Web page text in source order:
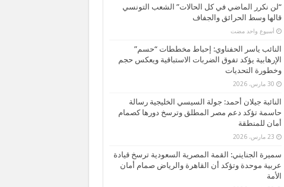
“لن نكرر الماضي في كل الحالات” الشعب التونسي
قالها وسط الحرائق والجفاف
‏أسبوع واحد مضت
النائب ياسر الحفناوي: إحباط مخططات “حسم”
الإرهابية يؤكد تفوق الضربات الاستباقية ويعكس حجم
وخطورة التحديات
30 مارس، 2026
النائبة جيلان أحمد: جولة السيسي الخليجية رسالة
حاسمة تؤكد دعم مصر المطلق وترسخ دورها كصمام
أمان للمنطقة
23 مارس، 2026
سميرة الجنايني: القمة المصرية السعودية ترسخ قيادة
عربية موحدة وتؤكد أن القاهرة والرياض صمام أمان
الأمة